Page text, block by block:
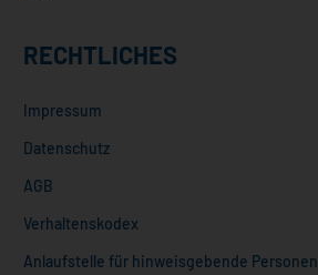
RECHTLICHES
Impressum
Datenschutz
AGB
Verhaltenskodex
Anlaufstelle für hinweisgebende Personen